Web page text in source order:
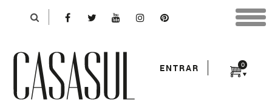
0
ENTRAR
*Para finalizar sua compra informe seu e-mail:
*Senha:
entrar usando o facebook